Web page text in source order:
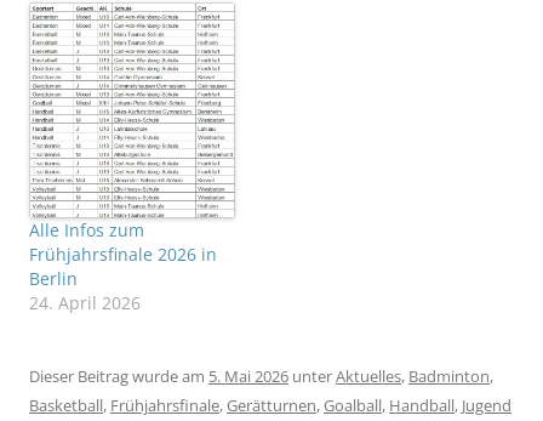
Alle Infos zum
Frühjahrsfinale 2026 in
Berlin
24. April 2026
Dieser Beitrag wurde am 5. Mai 2026 unterAktuelles, Badminton,
Basketball, Frühjahrsfinale,Gerätturnen,Goalball, Handball, Jugend